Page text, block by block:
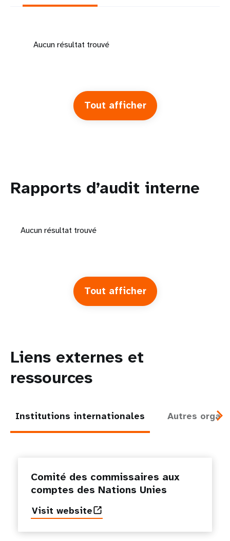
Aucun résultat trouvé
Tout afficher
Rapports d’audit interne
Aucun résultat trouvé
Tout afficher
Liens externes et
ressources
Institutions internationales Autres
Comité des commissaires aux
comptes des Nations Unies
Visit website